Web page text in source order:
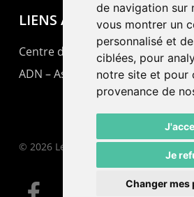
de navigation sur
vous montrer un
personnalisé et
ciblées, pour
notre site et pour
provenance de
Je
Changer mes
LIENS AMIS
Centre de culture ABC
ADN – Association Danse
© 2026 Le Pommier.
facebook email